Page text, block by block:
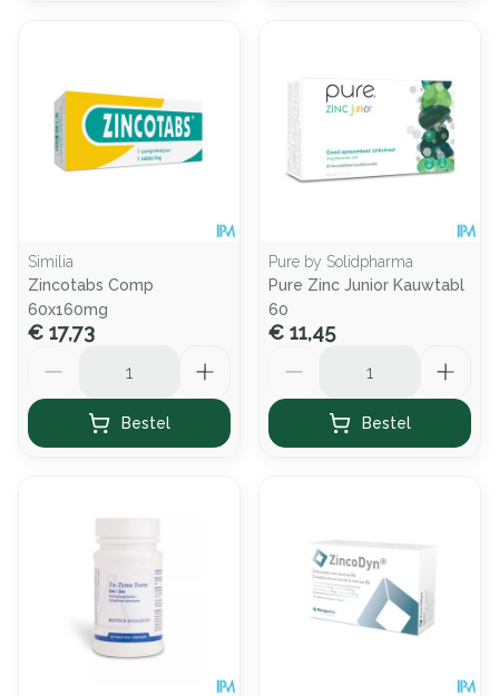
Similia
Zincotabs Comp
60x160mg
€ 17,73
Bestel
Pure by Solidpharma
Pure Zinc Junior Kauwtabl
60
€ 11,45
Bestel